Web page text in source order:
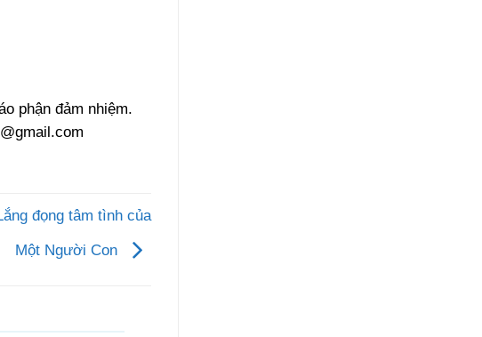
phận đảm nhiệm.
đọng tâm tình của
Một Người Con